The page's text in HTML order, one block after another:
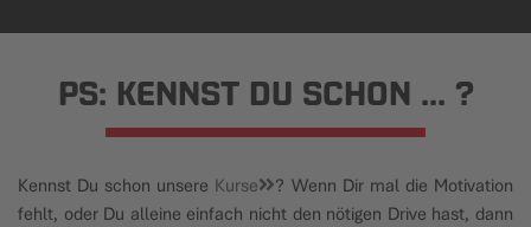
PS: KENNST DU SCHON ... ?
Kennst Du schon unsere Kurse
? Wenn Dir mal die Motivation
fehlt, oder Du alleine einfach nicht den nötigen Drive hast, dann